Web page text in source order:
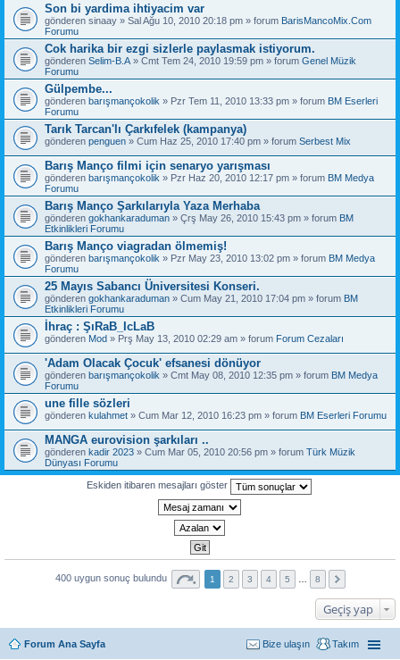
Son bi yardima ihtiyacim var
gönderen sinaay » Sal Ağu 10, 2010 20:18 pm » forum BarisMancoMix.Com
Forumu
Cok harika bir ezgi sizlerle paylasmak istiyorum.
gönderen Selim-B.A » Cmt Tem 24, 2010 19:59 pm » forum Genel Müzik
Forumu
Gülpembe...
gönderen barışmançokolik » Pzr Tem 11, 2010 13:33 pm » forum BM Eserleri
Forumu
Tarık Tarcan'lı Çarkıfelek (kampanya)
gönderen penguen » Cum Haz 25, 2010 17:40 pm » forum Serbest Mix
Barış Manço filmi için senaryo yarışması
gönderen barışmançokolik » Pzr Haz 20, 2010 12:17 pm » forum BM Medya
Forumu
Barış Manço Şarkılarıyla Yaza Merhaba
gönderen gokhankaraduman » Çrş May 26, 2010 15:43 pm » forum BM
Etkinlikleri Forumu
Barış Manço viagradan ölmemiş!
gönderen barışmançokolik » Pzr May 23, 2010 13:02 pm » forum BM Medya
Forumu
25 Mayıs Sabancı Üniversitesi Konseri.
gönderen gokhankaraduman » Cum May 21, 2010 17:04 pm » forum BM
Etkinlikleri Forumu
İhraç : ŞıRaB_IcLaB
gönderen Mod » Prş May 13, 2010 02:29 am » forum Forum Cezaları
'Adam Olacak Çocuk' efsanesi dönüyor
gönderen barışmançokolik » Cmt May 08, 2010 12:35 pm » forum BM Medya
Forumu
une fille sözleri
gönderen kulahmet » Cum Mar 12, 2010 16:23 pm » forum BM Eserleri Forumu
MANGA eurovision şarkıları ..
gönderen kadir 2023 » Cum Mar 05, 2010 20:56 pm » forum Türk Müzik
Dünyası Forumu
Eskiden itibaren mesajları göster
400 uygun sonuç bulundu 1 2 3 4 5 8
Geçiş yap
Forum Ana Sayfa Takım
Bize ulaşın